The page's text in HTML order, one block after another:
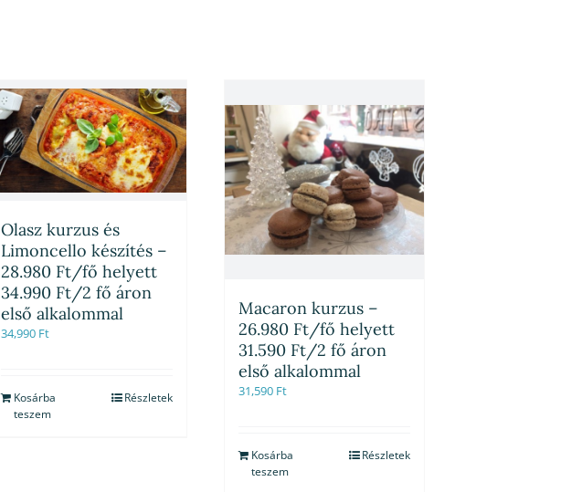
Olasz kurzus és
Limoncello készítés –
28.980 Ft/fő helyett
34.990 Ft/2 fő áron
első alkalommal
34,990 Ft
Kosárba
teszem
Részletek
Macaron kurzus –
26.980 Ft/fő helyett
31.590 Ft/2 fő áron
első alkalommal
31,590 Ft
Kosárba
teszem
Részletek